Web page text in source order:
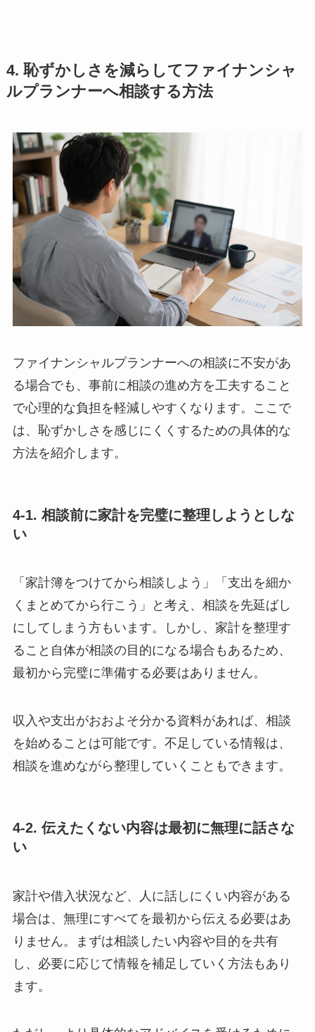
4. 恥ずかしさを減らしてファイナンシャ
ルプランナーへ相談する方法
ファイナンシャルプランナーへの相談に不安があ
る場合でも、事前に相談の進め方を工夫すること
で心理的な負担を軽減しやすくなります。ここで
は、恥ずかしさを感じにくくするための具体的な
方法を紹介します。
4-1. 相談前に家計を完璧に整理しようとしな
い
「家計簿をつけてから相談しよう」「支出を細か
くまとめてから行こう」と考え、相談を先延ばし
にしてしまう方もいます。しかし、家計を整理す
ること自体が相談の目的になる場合もあるため、
最初から完璧に準備する必要はありません。
収入や支出がおおよそ分かる資料があれば、相談
を始めることは可能です。不足している情報は、
相談を進めながら整理していくこともできます。
4-2. 伝えたくない内容は最初に無理に話さな
い
家計や借入状況など、人に話しにくい内容がある
場合は、無理にすべてを最初から伝える必要はあ
りません。まずは相談したい内容や目的を共有
し、必要に応じて情報を補足していく方法もあり
ます。